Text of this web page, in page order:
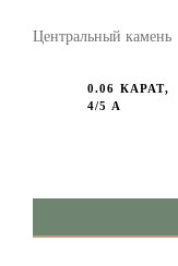
Центральный камень
0.06 КАРАТ,
4/5 А